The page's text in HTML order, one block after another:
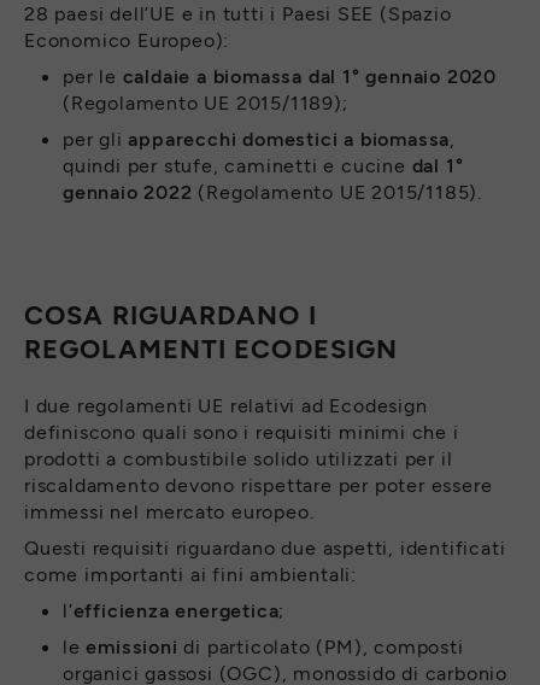
28 paesi dell’UE e in tutti i Paesi SEE (Spazio
Economico Europeo):
per le caldaie a biomassa dal 1° gennaio 2020
(Regolamento UE 2015/1189);
per gli apparecchi domestici a biomassa
quindi per stufe, caminetti e cucine dal 1°
gennaio 2022 (Regolamento UE 2015/1185).
COSA RIGUARDANO I
REGOLAMENTI ECODESIGN
I due regolamenti UE relativi ad Ecodesign
definiscono quali sono i requisiti minimi che i
prodotti a combustibile solido utilizzati per il
riscaldamento devono rispettare per poter essere
immessi nel mercato europeo.
Questi requisiti riguardano due aspetti, identificati
come importanti ai fini ambientali:
l’efficienza energetica;
le emissioni di particolato (PM), composti
organici gassosi (OGC), monossido di carbonio